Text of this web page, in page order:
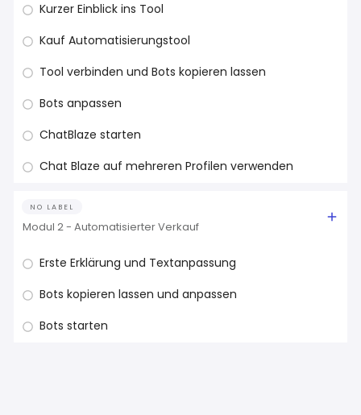
Kurzer Einblick ins Tool
Kauf Automatisierungstool
Tool verbinden und Bots kopieren lassen
Bots anpassen
ChatBlaze starten
Chat Blaze auf mehreren Profilen verwenden
NO LABEL
Modul 2 - Automatisierter Verkauf
Erste Erklärung und Textanpassung
Bots kopieren lassen und anpassen
Bots starten